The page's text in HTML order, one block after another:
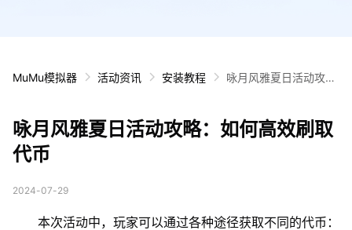
MuMu模拟器 活动资讯 安装教程
咏月风雅夏日活动攻
咏月风雅夏日活动攻略：如何高效刷取
代币
2024-07-29
本次活动中，玩家可以通过各种途径获取不同的代币：